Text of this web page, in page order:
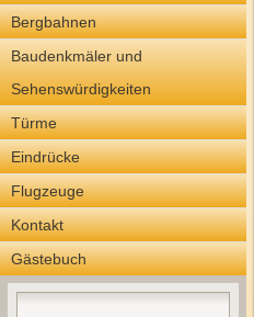
Bergbahnen
Baudenkmäler und
Sehenswürdigkeiten
Türme
Eindrücke
Flugzeuge
Kontakt
Gästebuch